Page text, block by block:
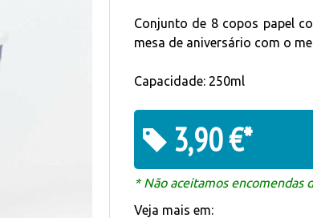
Conjunto de 8 copos papel
mesa de aniversário com o
Capacidade: 250ml
3,90 €*
* Não aceitamos encomendas
Veja mais em: